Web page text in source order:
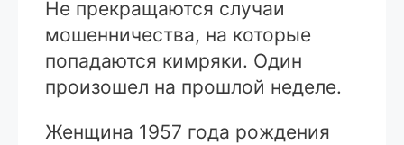
Не прекращаются случаи
мошенничества, на которые
попадаются кимряки. Один
произошел на прошлой неделе.
Женщина 1957 года рождения